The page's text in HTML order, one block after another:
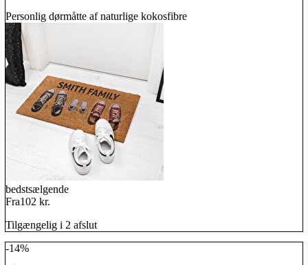
Personlig dørmåtte af naturlige kokosfibre
bedstsælgende
Fra102 kr.
Tilgængelig i 2 afslut
-14%